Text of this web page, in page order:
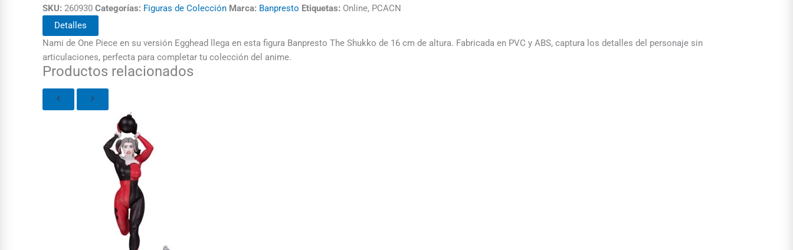
SKU: 260930 Categorías: Figuras de Colección Marca: Banpresto Etiquetas: Online, PCACN
Detalles
Nami de One Piece en su versión Egghead llega en esta figura Banpresto The Shukko de 16 cm de altura. Fabricada en PVC y ABS, captura los detalles del personaje sin
articulaciones, perfecta para completar tu colección del anime.
Productos relacionados